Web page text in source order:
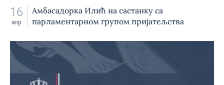
16
апр
Амбасадорка Илић на састанку са
парламентарном групом пријатељства